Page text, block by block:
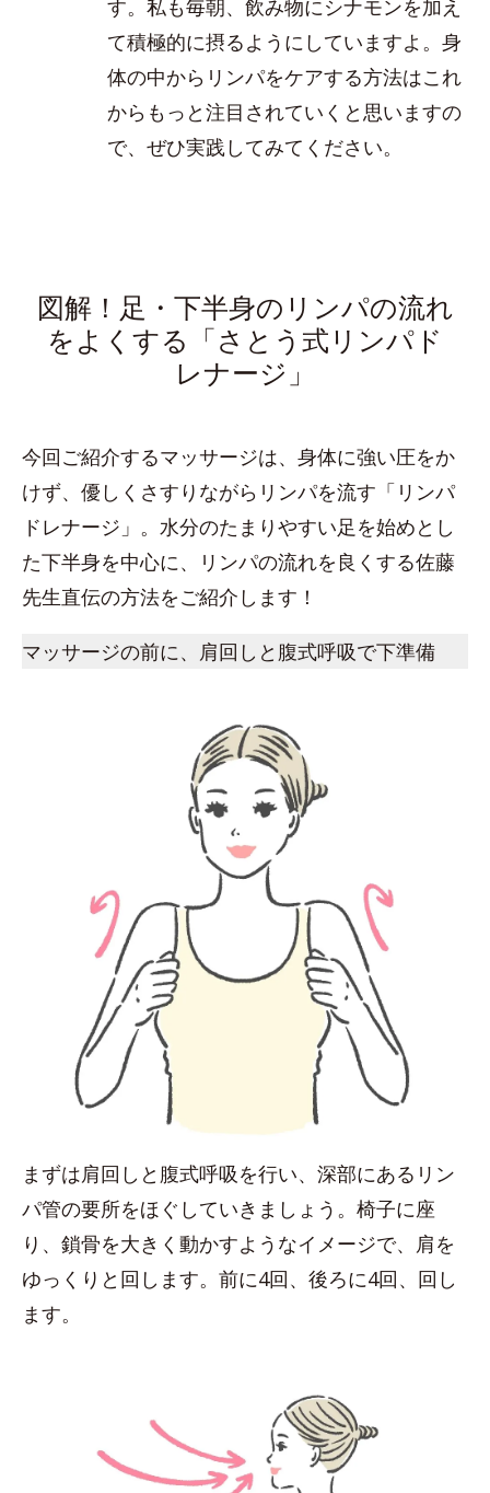
す。私も毎朝、飲み物にシナモンを加え
て積極的に摂るようにしていますよ。身
体の中からリンパをケアする方法はこれ
からもっと注目されていくと思いますの
で、ぜひ実践してみてください。
図解！足・下半身のリンパの流れ
をよくする「さとう式リンパド
レナージ」
今回ご紹介するマッサージは、身体に強い圧をか
けず、優しくさすりながらリンパを流す「リンパ
ドレナージ」。水分のたまりやすい足を始めとし
た下半身を中心に、リンパの流れを良くする佐藤
先生直伝の方法をご紹介します！
マッサージの前に、肩回しと腹式呼吸で下準備
まずは肩回しと腹式呼吸を行い、深部にあるリン
パ管の要所をほぐしていきましょう。椅子に座
り、鎖骨を大きく動かすようなイメージで、肩を
ゆっくりと回します。前に4回、後ろに4回、回し
ます。